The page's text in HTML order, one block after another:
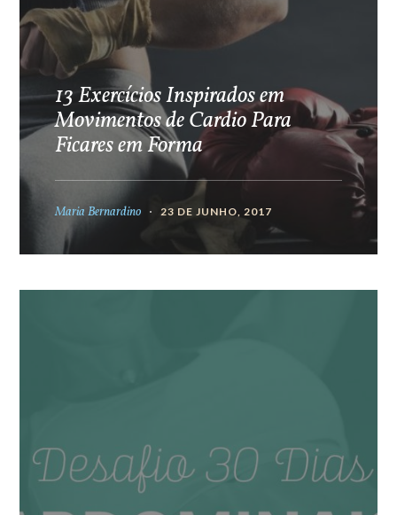
13 Exercícios Inspirados em
Movimentos de Cardio Para
Ficares em Forma
Maria Bernardino 23 DE JUNHO, 2017